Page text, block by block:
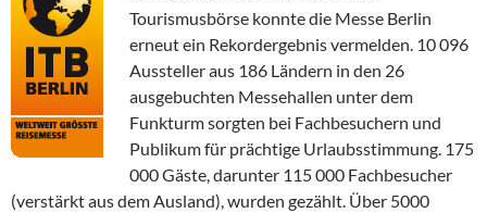
Tourismusbörse konnte die Messe Berlin
erneut ein Rekordergebnis vermelden. 10 096
Aussteller aus 186 Ländern in den 26
ausgebuchten Messehallen unter dem
Funkturm sorgten bei Fachbesuchern und
Publikum für prächtige Urlaubsstimmung. 175
000 Gäste, darunter 115 000 Fachbesucher
(verstärkt aus dem Ausland), wurden gezählt. Über 5000